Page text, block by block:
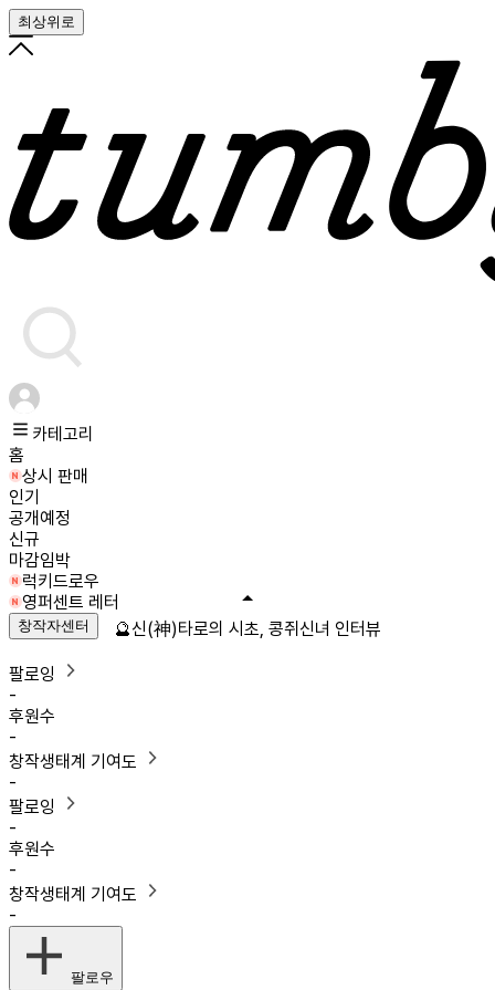
최상위로
카테고리
홈
상시 판매
인기
공개예정
신규
마감임박
럭키드로우
영퍼센트 레터
창작자센터
팔로잉
-
후원수
-
창작생태계 기여도
-
팔로잉
-
후원수
-
창작생태계 기여도
-
팔로우
🔮신(神)타로의 시초, 콩쥐신녀 인터뷰